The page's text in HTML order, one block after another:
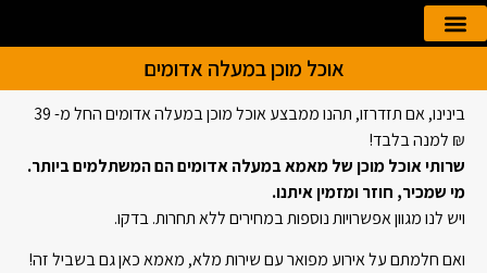
אוכל מוכן במעלה אדומים
בינינו, אם תזדרזו, תהנו ממבצע אוכל מוכן במעלה אדומים החל מ- 39
₪ למנה בלבד!
שרותי אוכל מוכן של מאמא במעלה אדומים הם המשתלמים ביותר.
מי שמכיר, חוזר ומזמין איתנו.
ויש לנו מגוון אפשרויות נוספות במחירים ללא תחרות. בדקו.
ואם חלמתם על אירוע מפואר עם שירות מלא, מאמא כאן גם בשביל זה!